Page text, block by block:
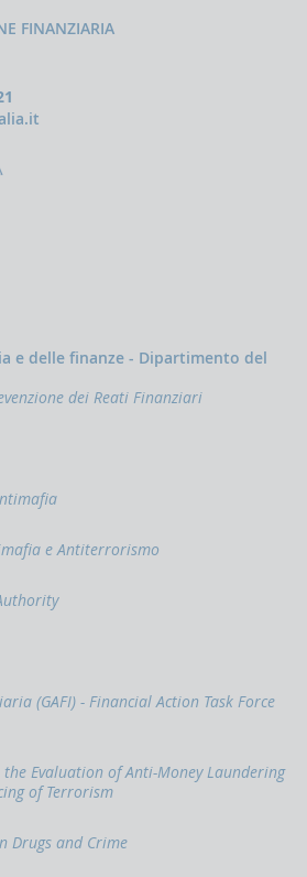
FINANZIARIA
e delle finanze - Dipartimento del
dei Reati Finanziari
e Antiterrorismo
(GAFI) - Financial Action Task Force
Evaluation of Anti-Money Laundering
of Terrorism
Drugs and Crime